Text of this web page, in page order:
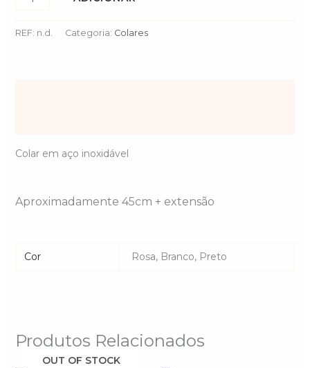
REF: n.d. Categoria: Colares
Colar em aço inoxidável
Aproximadamente 45cm + extensão
Cor Rosa, Branco, Preto
Produtos Relacionados
OUT OF STOCK